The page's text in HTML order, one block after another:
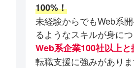
100%！
未経験からでもWeb系
るようなスキルが身につ
Web系企業100社以上と
転職支援に強みがありま